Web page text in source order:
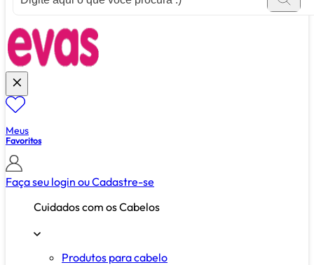
Meus
Favoritos
Faça seu login ouCadastre-se
Cuidados com os Cabelos
Produtos para cabelo